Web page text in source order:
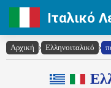
Ιταλικό
Αρχική › Ελληνοιταλικό ›